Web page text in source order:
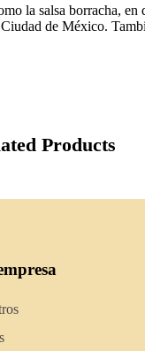
la salsa borracha,
de México.
Products